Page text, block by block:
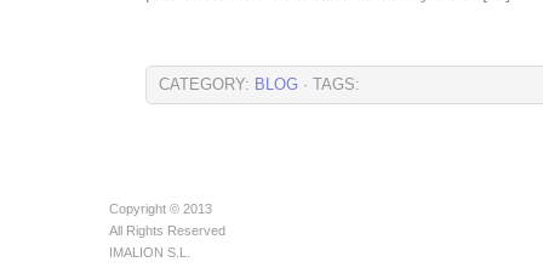
CATEGORY: BLOG · TAGS:
Copyright © 2013
All Rights Reserved
IMALION S.L.